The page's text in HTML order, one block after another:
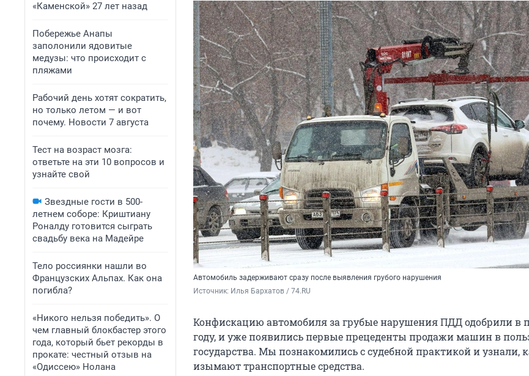
«Каменской» 27 лет назад
Побережье Анапы
заполонили ядовитые
медузы: что происходит с
пляжами
Рабочий день хотят сократить,
но только летом — и вот
почему. Новости 7 августа
Тест на возраст мозга:
ответьте на эти 10 вопросов и
узнайте свой
Звездные гости в 500-
летнем соборе: Криштиану
Роналду готовится сыграть
свадьбу века на Мадейре
Тело россиянки нашли во
Французских Альпах. Как она
погибла?
«Никого нельзя победить». О
чем главный блокбастер этого
года, который бьет рекорды в
прокате: честный отзыв на
«Одиссею» Нолана
Автомобиль задерживают сразу после выявления грубого нарушения
Источник: Илья Бархатов / 74.RU
Конфискацию автомобиля за грубые нарушения ПДД одобрили в
году, и уже появились первые прецеденты продажи машин в
государства. Мы познакомились с судебной практикой и узнали,
изымают транспортные средства.